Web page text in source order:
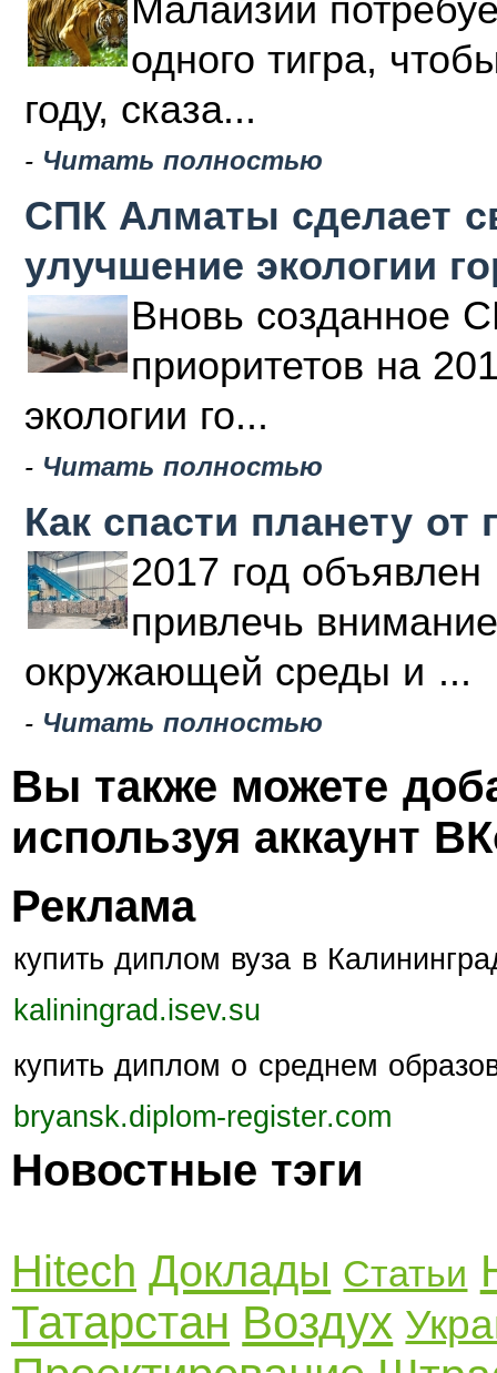
Малайзии
одного тигра,
году, сказа...
- Читать полностью
СПК Алматы сделает
улучшение экологии
Вновь созданное
приоритетов на
экологии го...
- Читать полностью
Как спасти планету от
2017 год объявлен
привлечь
окружающей среды и ...
- Читать полностью
Вы также можете
используя аккаунт
Реклама
купить диплом вуза в
kaliningrad.isev.su
купить диплом о среднем
bryansk.diplom-register.com
Новостные тэги
Hitech Доклады Статьи
Татарстан Воздух